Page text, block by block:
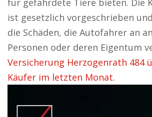
für gefährdete Tiere bieten. Die
ist gesetzlich vorgeschrieben
die Schäden, die Autofahrer an
Personen oder deren Eigentum
Versicherung Herzogenrath 484
Käufer im letzten Monat.